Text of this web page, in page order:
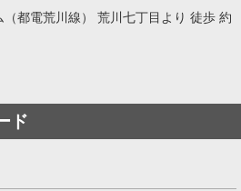
都電荒川線） 荒川七丁目より 徒歩 約
ド